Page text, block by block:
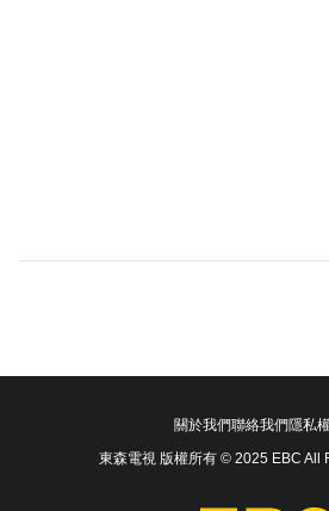
關於我們聯絡我們隱私
東森電視 版權所有 © 2025 EBC All